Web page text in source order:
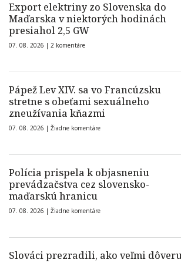
Export elektriny zo Slovenska do
Maďarska v niektorých hodinách
presiahol 2,5 GW
07. 08. 2026 | 2 komentáre
Pápež Lev XIV. sa vo Francúzsku
stretne s obeťami sexuálneho
zneužívania kňazmi
07. 08. 2026 | Žiadne komentáre
Polícia prispela k objasneniu
prevádzačstva cez slovensko-
maďarskú hranicu
07. 08. 2026 | Žiadne komentáre
Slováci prezradili, ako veľmi